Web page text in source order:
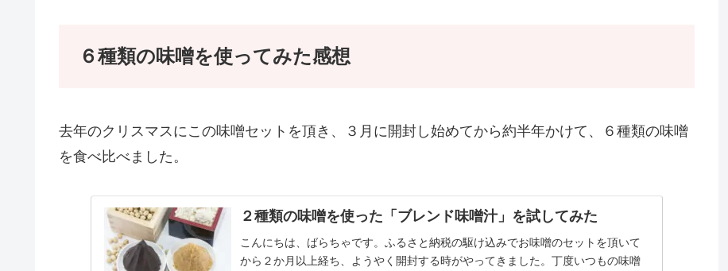
６種類の味噌を使ってみた感想
去年のクリスマスにこの味噌セットを頂き、３月に開封し始めてから約半年かけて、６種類の味噌
を食べ比べました。
２種類の味噌を使った「ブレンド味噌汁」を試してみた
こんにちは、ばらちゃです。ふるさと納税の駆け込みでお味噌のセットを頂いて
から２か月以上経ち、ようやく開封する時がやってきました。丁度いつもの味噌